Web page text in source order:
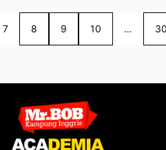
7 8 9 10 …